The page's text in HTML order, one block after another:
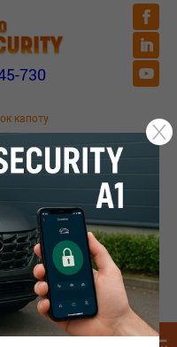
730
капоту
КАПОТУ